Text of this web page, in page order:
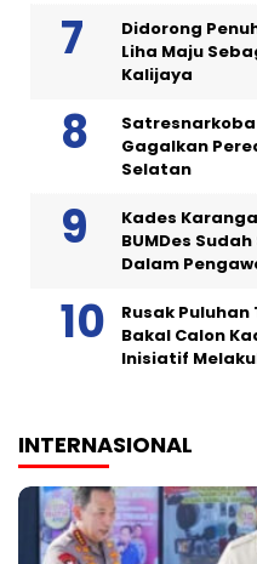
Didorong
Liha Maju
Kalijaya
Satresnarkoba
Gagalkan
Selatan
Kades
BUMDes
Dalam
Rusak
Bakal Calon
Inisiatif
INTERNASIONAL